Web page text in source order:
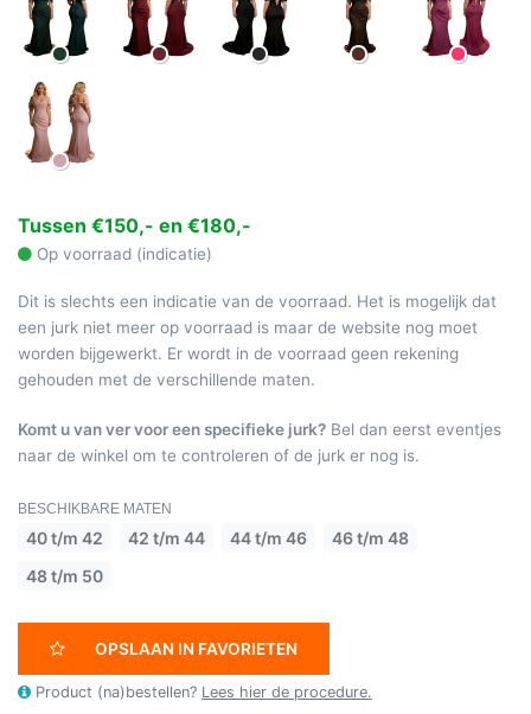
Tussen €150,- en €180,-
Op voorraad (indicatie)
Dit is slechts een indicatie van de voorraad. Het is mogelijk dat
een jurk niet meer op voorraad is maar de website nog moet
worden bijgewerkt. Er wordt in de voorraad geen rekening
gehouden met de verschillende maten.
Komt u van ver voor een specifieke jurk? Bel dan eerst eventjes
naar de winkel om te controleren of de jurk er nog is.
BESCHIKBARE MATEN
40 t/m 42 42 t/m 44 44 t/m 46
46 t/m 48
48 t/m 50
OPSLAAN IN FAVORIETEN
Product (na)bestellen? Lees hier de procedure.